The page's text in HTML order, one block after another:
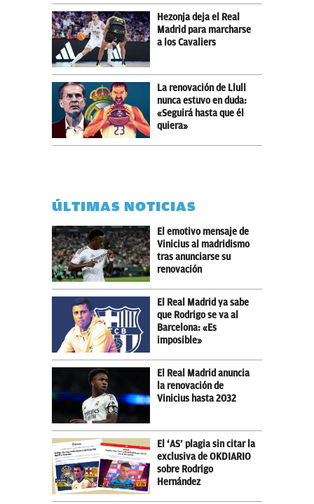
Hezonja deja el Real
Madrid para marcharse
a los Cavaliers
La renovación de Llull
nunca estuvo en duda:
«Seguirá hasta que él
quiera»
ÚLTIMAS NOTICIAS
El emotivo mensaje de
Vinicius al madridismo
tras anunciarse su
renovación
El Real Madrid ya sabe
que Rodrigo se va al
Barcelona: «Es
imposible»
El Real Madrid anuncia
la renovación de
Vinicius hasta 2032
El ‘AS’ plagia sin citar la
exclusiva de OKDIARIO
sobre Rodrigo
Hernández